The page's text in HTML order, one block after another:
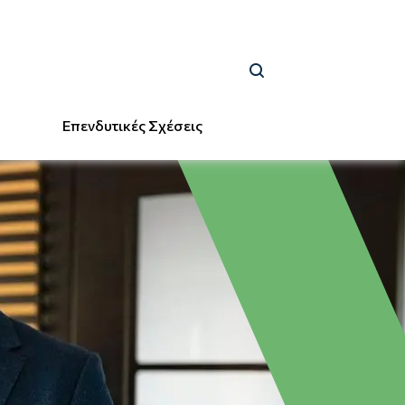
Επενδυτικές Σχέσεις